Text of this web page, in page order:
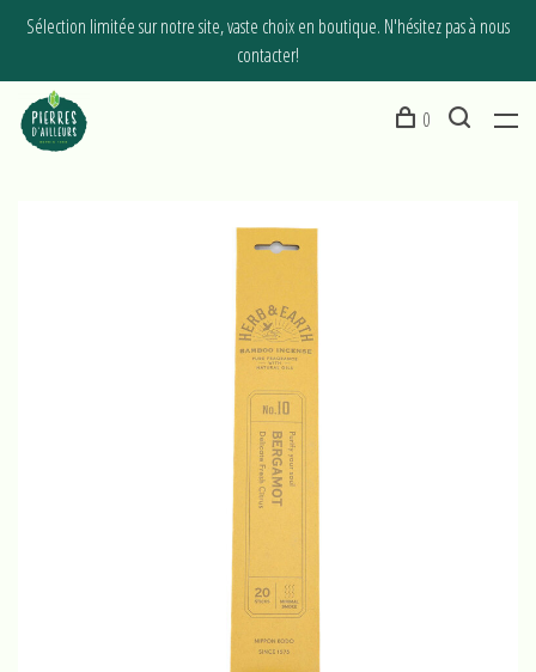
Sélection limitée sur notre site, vaste choix en boutique. N'hésitez pas à nous
contacter!
0